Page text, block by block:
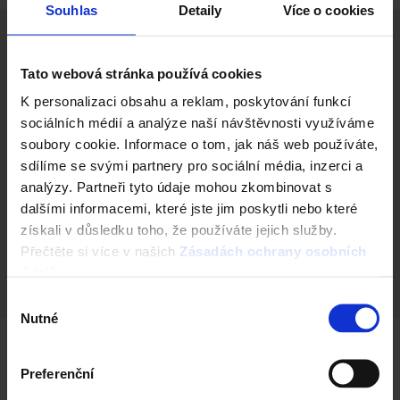
Souhlas Detaily Více o cookies
Tato webová stránka používá cookies
K personalizaci obsahu a reklam, poskytování funkcí
sociálních médií a analýze naší návštěvnosti využíváme
soubory cookie. Informace o tom, jak náš web používáte,
sdílíme se svými partnery pro sociální média, inzerci a
analýzy. Partneři tyto údaje mohou zkombinovat s
dalšími informacemi, které jste jim poskytli nebo které
získali v důsledku toho, že používáte jejich služby.
Přečtěte si více v našich Zásadách ochrany osobních
souhlasu
Nutné
Preferenční
Technická data
Číslo produktu (SAP)
668211256
Výška (cm)
15
Rozměry (d x š x v)
Domů Dlažba Semmelrock